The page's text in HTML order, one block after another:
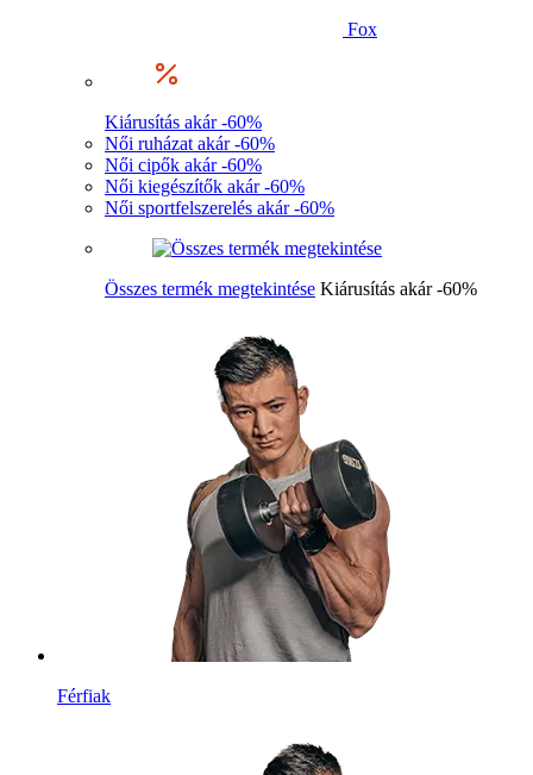
Fox
Kiárusítás akár -60%
Női ruházat akár -60%
Női cipők akár -60%
Női kiegészítők akár -60%
Női sportfelszerelés akár -60%
Összes termék megtekintése Kiárusítás akár -60%
Férfiak